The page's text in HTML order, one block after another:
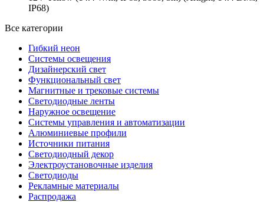
IP68)
Все категории
Гибкий неон
Системы освещения
Дизайнерский свет
Функциональный свет
Магнитные и трековые системы
Светодиодные ленты
Наружное освещение
Системы управления и автоматизации
Алюминиевые профили
Источники питания
Светодиодный декор
Электроустановочные изделия
Светодиоды
Рекламные материалы
Распродажа